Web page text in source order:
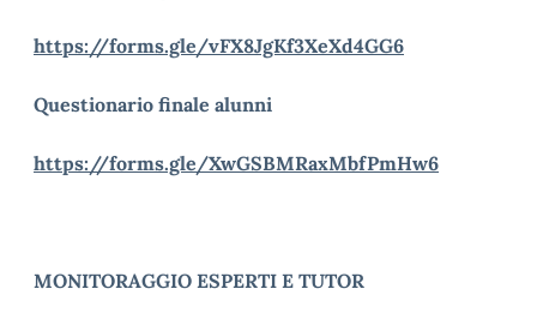
https://forms.gle/vFX8JgKf3XeXd4GG6
Questionario finale alunni
https://forms.gle/XwGSBMRaxMbfPmHw6
MONITORAGGIO ESPERTI E TUTOR